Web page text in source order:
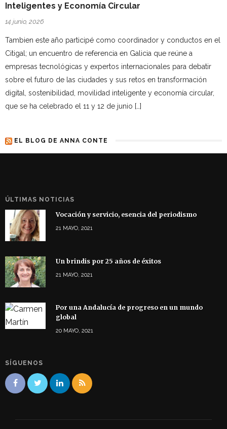
Inteligentes y Economía Circular
14 junio, 2026
Tambien este año participé como coordinador y conductos en el
Citigal; un encuentro de referencia en Galicia que reúne a
empresas tecnológicas y expertos internacionales para debatir
sobre el futuro de las ciudades y sus retos en transformación
digital, sostenibilidad, movilidad inteligente y economía circular,
que se ha celebrado el 11 y 12 de junio […]
EL BLOG DE ANNA CONTE
ÚLTIMAS NOTICIAS
Vocación y servicio, esencia del periodismo
21 MAYO, 2021
Un brindis por 25 años de éxitos
21 MAYO, 2021
Por una Andalucía de progreso en un mundo
global
20 MAYO, 2021
SÍGUENOS